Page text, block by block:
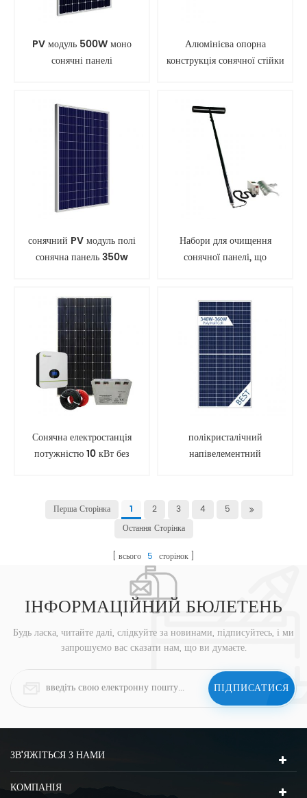
PV модуль 500W моно
сонячні панелі
Алюмінієва опорна
конструкція сонячної стійки
сонячний PV модуль полі
сонячна панель 350w
Набори для очищення
сонячної панелі, що
Сонячна електростанція
потужністю 10 кВт без
полікристалічний
напівелементний
Перша Сторінка 1 2 3 4
5
Остання Сторінка
всього 5 сторінок
ІНФОРМАЦІЙНИЙ БЮЛЕТЕНЬ
Будь ласка, читайте далі, слідкуйте за новинами, підписуйтесь, і ми
запрошуємо вас сказати нам, що ви думаєте.
ЗВ'ЯЖІТЬСЯ З НАМИ
КОМПАНІЯ